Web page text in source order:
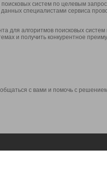
поисковых систем по целевым
специалистами сервиса
для алгоритмов поисковых систем
и получить конкурентное
с вами и помочь с